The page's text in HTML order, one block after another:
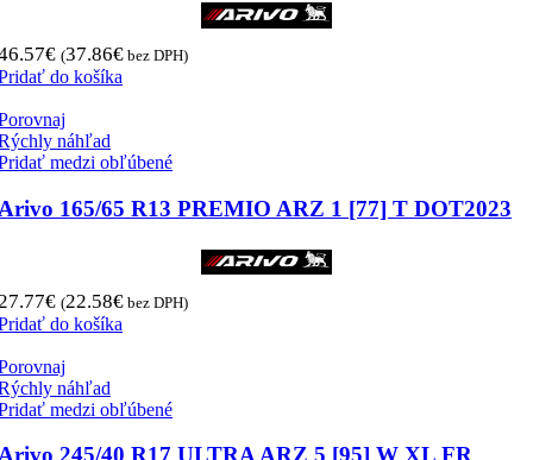
€ (37.86€ bez DPH)
do košíka
náhľad
medzi obľúbené
165/65 R13 PREMIO ARZ 1 [77] T DOT2023
€ (22.58€ bez DPH)
do košíka
náhľad
medzi obľúbené
245/40 R17 ULTRA ARZ 5 [95] W XL FR